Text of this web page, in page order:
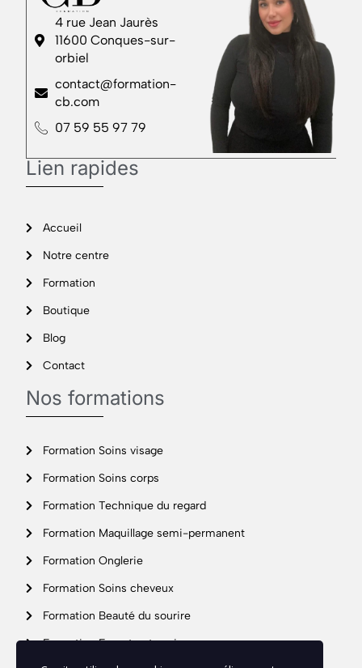
4 rue Jean Jaurès
11600 Conques-sur-
orbiel
contact@formation-
cb.com
07 59 55 97 79
Lien rapides
Accueil
Notre centre
Formation
Boutique
Blog
Contact
Nos formations
Formation Soins visage
Formation Soins corps
Formation Technique du regard
Formation Maquillage semi-permanent
Formation Onglerie
Formation Soins cheveux
Formation Beauté du sourire
Formation Expert entreprise
Support